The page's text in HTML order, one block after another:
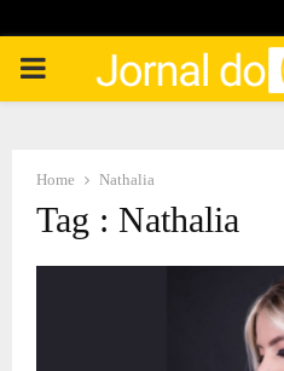
PRIMARY
Home Nathalia
Tag : Nathalia